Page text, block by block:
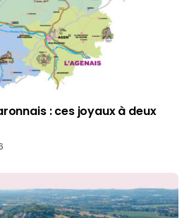
: ces joyaux à deux